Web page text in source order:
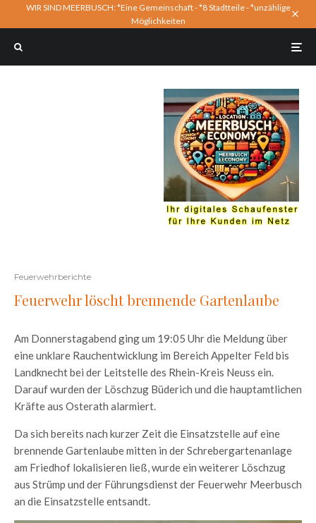
WIR SIND MEERBUSCH: *Eine Gemeinschaft - *8 Stadtteile - *unzählige
Möglichkeiten
Feuerwehrberichte
Feuerwehr löscht brennende Gartenlaube
Am Donnerstagabend ging um 19:05 Uhr die Meldung über
eine unklare Rauchentwicklung im Bereich Appelter Feld bis
Landknecht bei der Leitstelle des Rhein-Kreis Neuss ein.
Darauf wurden der Löschzug Büderich und die hauptamtlichen
Kräfte aus Osterath alarmiert.
Da sich bereits nach kurzer Zeit die Einsatzstelle auf eine
brennende Gartenlaube mitten in der Schrebergartenanlage
am Friedhof lokalisieren ließ, wurde ein weiterer Löschzug
aus Strümp und der Führungsdienst der Feuerwehr Meerbusch
an die Einsatzstelle entsandt.